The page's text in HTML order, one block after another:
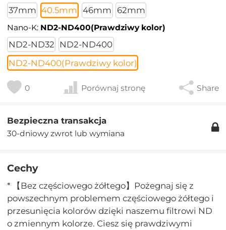
37mm 40.5mm 46mm 62mm
Nano-K: ND2-ND400(Prawdziwy kolor)
ND2-ND32
ND2-ND400
ND2-ND400(Prawdziwy kolor)
0 Porównaj stronę Share
Bezpieczna transakcja
30-dniowy zwrot lub wymiana
Cechy
* 【Bez częściowego żółtego】Pożegnaj się z
powszechnym problemem częściowego żółtego i
przesunięcia kolorów dzięki naszemu filtrowi ND
o zmiennym kolorze. Ciesz się prawdziwymi